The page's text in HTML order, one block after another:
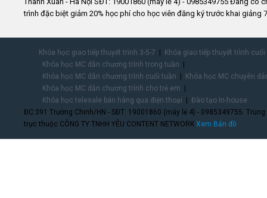
trình đặc biệt giảm 20% học phí cho học viên đăng ký trước khai giảng
Khóa học giao tiếp thuyết trình 3-5-7
Khóa giao tiếp thuyết trình
Khóa học MC dẫn chương trình trong tuần
Khóa học MC dẫn chương trình cuối tuần
Khóa học MC chuyên
Khóa học MC dẫn chương trình cho trẻ em
Khóa học telesale bán hàng qua điện thoại
Đào tạo In-house
ĐC:391 Trường Chinh/HN - SĐT: 19001860 (máy lẻ 4) - 0985349755.
trực thuộc CÔNG TY TNHH YÊU CONTENT NETWORK.Xem Bản đồ